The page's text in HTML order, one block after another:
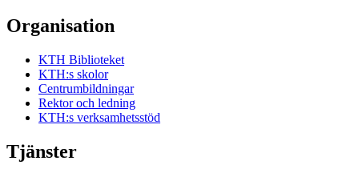
Organisation
KTH Biblioteket
KTH:s skolor
Centrumbildningar
Rektor och ledning
KTH:s verksamhetsstöd
Tjänster